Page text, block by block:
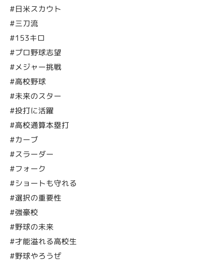
#日米スカウト
#三刀流
#153キロ
#プロ野球志望
#メジャー挑戦
#高校野球
#未来のスター
#投打に活躍
#高校通算本塁打
#カーブ
#スラーダー
#フォーク
#ショートも守れる
#選択の重要性
#強豪校
#野球の未来
#才能溢れる高校生
#野球やろうぜ